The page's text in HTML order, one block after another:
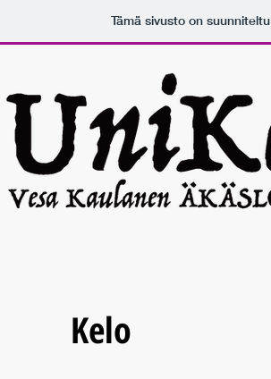
Tämä sivusto on suunniteltu
Kelo